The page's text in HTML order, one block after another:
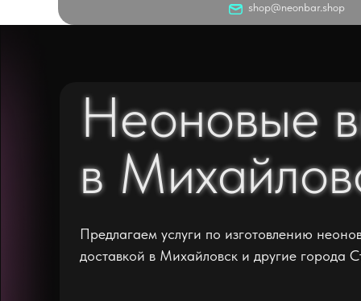
shop@neonbar.shop
Неоновые
в
Предлагаем услуги по изготовлению
доставкой в Михайловск и другие города
Неоновые
в